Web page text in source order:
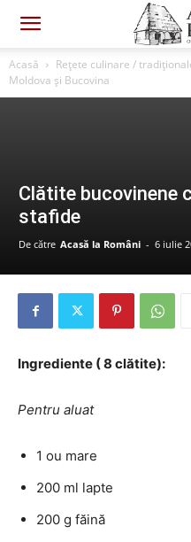
Acasă Rețete culinare /
Moldova și Bucovina
Clătite bucovinene
stafide
De către Acasă la Români - 6 iulie
Ingrediente ( 8 clătite):
Pentru aluat
1 ou mare
200 ml lapte
200 g făină